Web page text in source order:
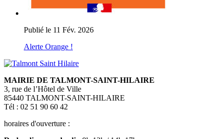
Publié le 11 Fév. 2026
Alerte Orange !
MAIRIE DE TALMONT-SAINT-HILAIRE
3, rue de l’Hôtel de Ville
85440 TALMONT-SAINT-HILAIRE
Tél : 02 51 90 60 42
horaires d'ouverture :